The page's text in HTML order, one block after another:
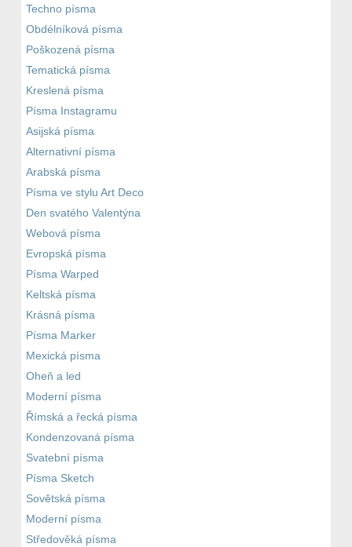
Techno písma
Obdélníková písma
Poškozená písma
Tematická písma
Kreslená písma
Písma Instagramu
Asijská písma
Alternativní písma
Arabská písma
Písma ve stylu Art Deco
Den svatého Valentýna
Webová písma
Evropská písma
Písma Warped
Keltská písma
Krásná písma
Písma Marker
Mexická písma
Oheň a led
Moderní písma
Římská a řecká písma
Kondenzovaná písma
Svatební písma
Písma Sketch
Sovětská písma
Moderní písma
Středověká písma